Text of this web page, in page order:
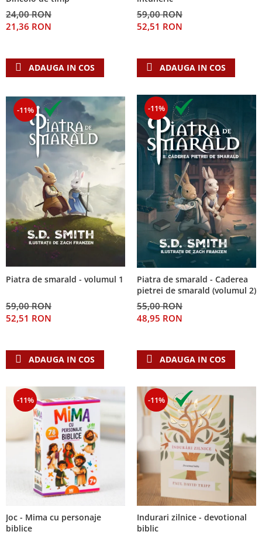
24,00 RON
21,36 RON
ADAUGA IN COS
59,00 RON
52,51 RON
ADAUGA IN COS
-11%
Piatra de smarald - volumul 1
59,00 RON
52,51 RON
ADAUGA IN COS
-11%
Piatra de smarald - Caderea
pietrei de smarald (volumul 2)
55,00 RON
48,95 RON
ADAUGA IN COS
-11%
Joc - Mima cu personaje
biblice
-11%
Indurari zilnice - devotional
biblic